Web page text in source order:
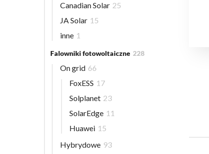
Canadian Solar 25
JA Solar 15
inne 1
Falowniki fotowoltaiczne 228
On grid 66
FoxESS 17
Solplanet 23
SolarEdge 11
Huawei 15
Hybrydowe 93